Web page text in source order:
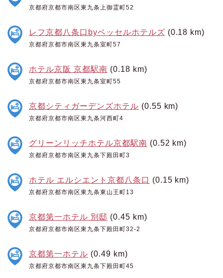
京都府京都市南区東九条上御霊町52
レフ京都八条口byベッセルホテルズ (0.18 km)
京都府京都市南区東九条室町57
ホテル京阪 京都駅南 (0.18 km)
京都府京都市南区東九条室町55
京都シティガーデンズホテル (0.55 km)
京都府京都市南区東九条河西町4
グリーンリッチホテル京都駅南 (0.52 km)
京都府京都市南区東九条下殿田町3
ホテル エルシエント京都八条口 (0.15 km)
京都府京都市南区東九条東山王町13
京都第一ホテル 別邸 (0.45 km)
京都府京都市南区東九条下殿田町32-2
京都第一ホテル (0.49 km)
京都府京都市南区東九条下殿田町45